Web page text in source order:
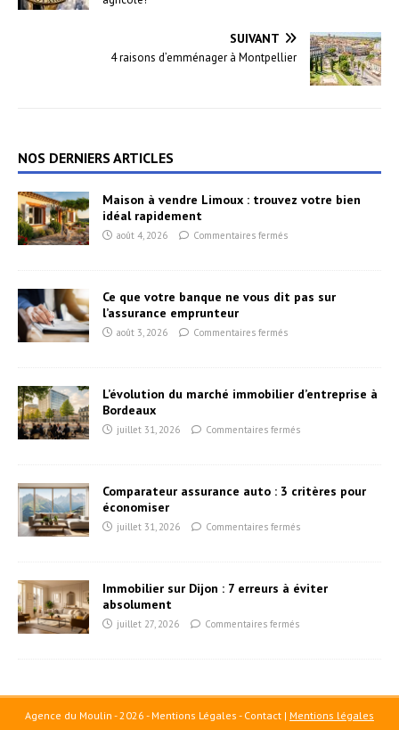
SUIVANT
4 raisons d’emménager à Montpellier
NOS DERNIERS ARTICLES
Maison à vendre Limoux : trouvez votre bien
idéal rapidement
août 4, 2026 Commentaires fermés
Ce que votre banque ne vous dit pas sur
l’assurance emprunteur
août 3, 2026 Commentaires fermés
L’évolution du marché immobilier d’entreprise à
Bordeaux
juillet 31, 2026 Commentaires fermés
Comparateur assurance auto : 3 critères pour
économiser
juillet 31, 2026 Commentaires fermés
Immobilier sur Dijon : 7 erreurs à éviter
absolument
juillet 27, 2026 Commentaires fermés
Agence du Moulin - 2026 - Mentions Légales - Contact | Mentions légales